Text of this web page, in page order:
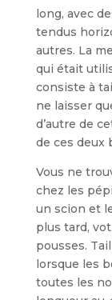
long, avec
tendus
autres. La
qui était
consiste à
ne lais­ser
d’autre de
de ces deux
Vous ne
chez les
un scion et
plus tard,
pous­ses.
lorsque les
toutes les